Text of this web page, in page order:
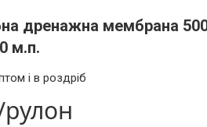
дренажна мембрана
м.п.
і в роздріб